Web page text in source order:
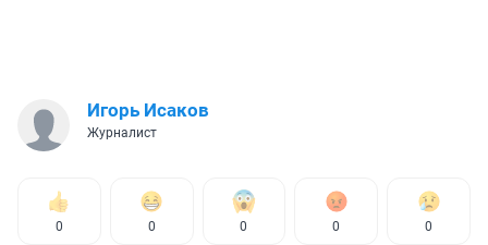
Игорь Исаков
Журналист
0 0 0 0 0